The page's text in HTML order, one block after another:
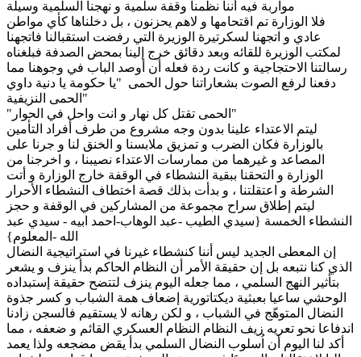
فلا الوزارة تم اقتحامها و لاهم يحزنون ، بل دخلناها كأي مواطن
عادي و اتجهنا لسكرتيرة الوزيرة التي رفضت استقبالنا فاتجهنا
لمكتب الوزيرة للقائه وبعد دقائق خرج إلينا بمحض الصدفة فبلغناه
رسالتنا الاحتجاجية و كانت ردة فعله أن أوصد الباب في وجوهنا مما
دفعنا لرفع الصوت بشعاراتنا حول الحمى "يا حكومة يا دنية داوي
الحمى النزيفية"
"الحمى تقتل كل نهار و انت واحل في الحوار"
ليتم الاعتداء علينا بدون وجه مشروع من طرف أفراد التأمين
بالوزارة فكان الضرب و تمزيق ملابسنا و الخنق لنا و جرنا على
المصاعد و غيرهما من ممارسات الاعتداء نصيبنا ، و اخرجنا من
الوزارة و التحقنا ببقية النشطاء في الوقفة خارج الوزارة و أتت
الشرطة و اعتقلتنا ، و بدأت بذلك قصة اختطاف النشطاء الأحرار
ليتم إطلاق سراح مجموعة من المشاركين في الوقفة و حجز
النشطاء الخمسة {سيدي الطيب -عبد الوهاب-احمد ابيه - سيدي عبد
الله -المعلوم}
إن المعطى الجديد ليس أننا كنشطاء غيرنا في استراتيجية النضال
الذي كنا نتبعه بل إن حقيقة الأمر أن النظام الحاكم بدأ ينزف و يشعر
بتأثير النهج السلمي ، مما جعله اليوم ينزف لتتضح حقيقة إستبداده
الوحشي ساعيا بعبثية ديكتاتورية إضعاف همة الشباب و كسر جذوة
النضال المتوهّج في الشباب ، و لكن رهانه لا يستقيم فالسجن زادنا
اندفاعا نحو تعريه زيف النظام النظام العسكري القائم و ضعفه ، مما
أكد لنا اليوم أن اُسلوب النضال السلمي بدأ يقض مضجعه ولذا يعمد